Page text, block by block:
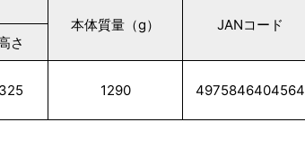
さ
325
本体質量（g）
1290
JANコード
4975846404564